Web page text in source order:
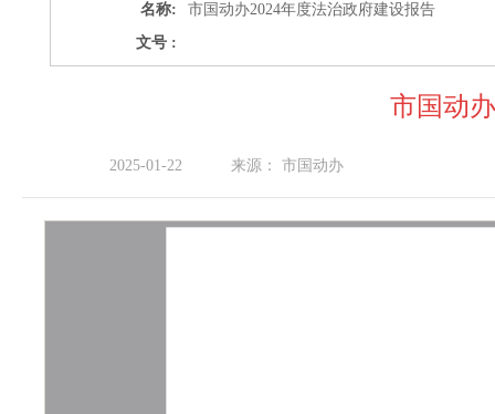
名称:
市国动办2024年度法治政府建设报告
文号 :
市国动
2025-01-22 来源： 市国动办